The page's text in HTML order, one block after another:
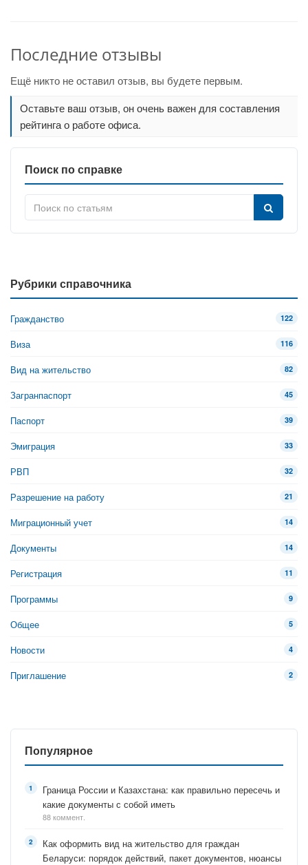
Последние отзывы
Ещё никто не оставил отзыв, вы будете первым.
Оставьте ваш отзыв, он очень важен для составления
рейтинга о работе офиса.
Поиск по справке
Рубрики справочника
Гражданство 122
Виза 116
Вид на жительство 82
Загранпаспорт 45
Паспорт 39
Эмиграция 33
РВП 32
Разрешение на работу 21
Миграционный учет 14
Документы 14
Регистрация 11
Программы 9
Общее 5
Новости 4
Приглашение 2
Популярное
Граница России и Казахстана: как правильно пересечь и
какие документы с собой иметь
88 коммент.
Как оформить вид на жительство для граждан
Беларуси: порядок действий, пакет документов, нюансы